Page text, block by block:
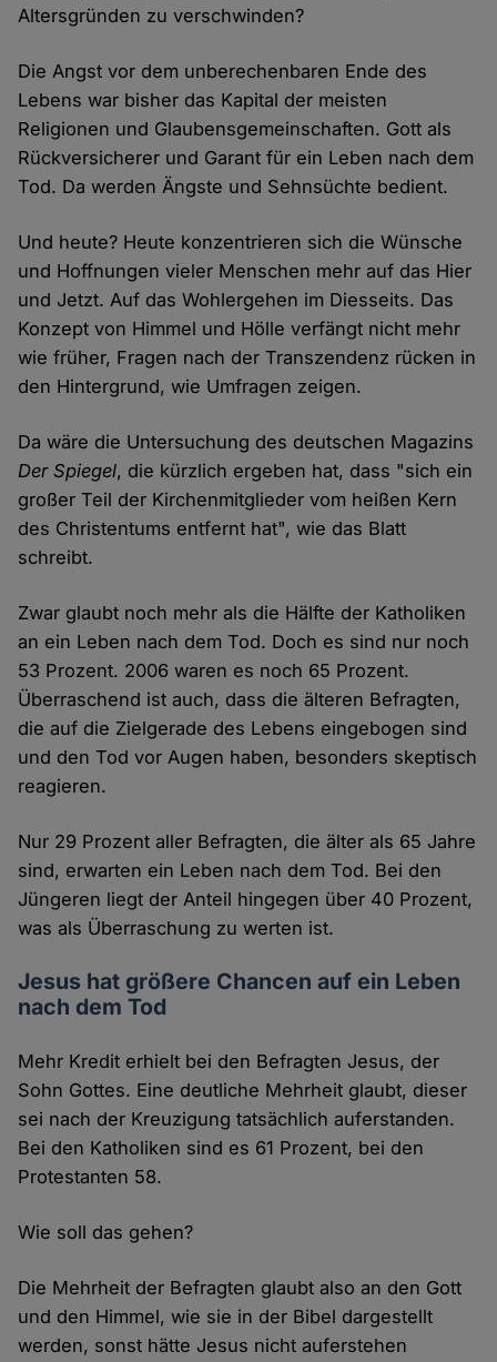
Altersgründen zu verschwinden?
Die Angst vor dem unberechenbaren Ende des
Lebens war bisher das Kapital der meisten
Religionen und Glaubensgemeinschaften. Gott als
Rückversicherer und Garant für ein Leben nach dem
Tod. Da werden Ängste und Sehnsüchte bedient.
Und heute? Heute konzentrieren sich die Wünsche
und Hoffnungen vieler Menschen mehr auf das Hier
und Jetzt. Auf das Wohlergehen im Diesseits. Das
Konzept von Himmel und Hölle verfängt nicht mehr
wie früher, Fragen nach der Transzendenz rücken in
den Hintergrund, wie Umfragen zeigen.
Da wäre die Untersuchung des deutschen Magazins
Der Spiegel, die kürzlich ergeben hat, dass "sich ein
großer Teil der Kirchenmitglieder vom heißen Kern
des Christentums entfernt hat", wie das Blatt
schreibt.
Zwar glaubt noch mehr als die Hälfte der Katholiken
an ein Leben nach dem Tod. Doch es sind nur noch
53 Prozent. 2006 waren es noch 65 Prozent.
Überraschend ist auch, dass die älteren Befragten,
die auf die Zielgerade des Lebens eingebogen sind
und den Tod vor Augen haben, besonders skeptisch
reagieren.
Nur 29 Prozent aller Befragten, die älter als 65 Jahre
sind, erwarten ein Leben nach dem Tod. Bei den
Jüngeren liegt der Anteil hingegen über 40 Prozent,
was als Überraschung zu werten ist.
Jesus hat größere Chancen auf ein Leben
nach dem Tod
Mehr Kredit erhielt bei den Befragten Jesus, der
Sohn Gottes. Eine deutliche Mehrheit glaubt, dieser
sei nach der Kreuzigung tatsächlich auferstanden.
Bei den Katholiken sind es 61 Prozent, bei den
Protestanten 58.
Wie soll das gehen?
Die Mehrheit der Befragten glaubt also an den Gott
und den Himmel, wie sie in der Bibel dargestellt
werden, sonst hätte Jesus nicht auferstehen